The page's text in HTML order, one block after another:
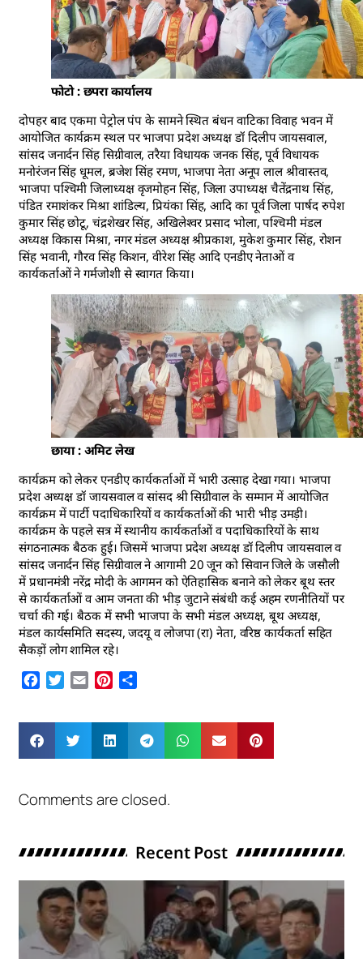
फोटो : छपरा कार्यालय
दोपहर बाद एकमा पेट्रोल पंप के सामने स्थित बंधन वाटिका विवाह भवन में
आयोजित कार्यक्रम स्थल पर भाजपा प्रदेश अध्यक्ष डॉ दिलीप जायसवाल,
सांसद जनार्दन सिंह सिग्रीवाल, तरैया विधायक जनक सिंह, पूर्व विधायक
मनोरंजन सिंह धूमल, ब्रजेश सिंह रमण, भाजपा नेता अनूप लाल श्रीवास्तव,
भाजपा पश्चिमी जिलाध्यक्ष वृजमोहन सिंह, जिला उपाध्यक्ष चैतेंद्रनाथ सिंह,
पंडित रमाशंकर मिश्रा शांडिल्य, प्रियंका सिंह, आदि का पूर्व जिला पार्षद रुपेश
कुमार सिंह छोटू, चंद्रशेखर सिंह, अखिलेश्वर प्रसाद भोला, पश्चिमी मंडल
अध्यक्ष विकास मिश्रा, नगर मंडल अध्यक्ष श्रीप्रकाश, मुकेश कुमार सिंह, रोशन
सिंह भवानी, गौरव सिंह किशन, वीरेश सिंह आदि एनडीए नेताओं व
कार्यकर्ताओं ने गर्मजोशी से स्वागत किया।
छाया : अमिट लेख
कार्यक्रम को लेकर एनडीए कार्यकर्ताओं में भारी उत्साह देखा गया। भाजपा
प्रदेश अध्यक्ष डॉ जायसवाल व सांसद श्री सिग्रीवाल के सम्मान में आयोजित
कार्यक्रम में पार्टी पदाधिकारियों व कार्यकर्ताओं की भारी भीड़ उमड़ी।
कार्यक्रम के पहले सत्र में स्थानीय कार्यकर्ताओं व पदाधिकारियों के साथ
संगठनात्मक बैठक हुई। जिसमें भाजपा प्रदेश अध्यक्ष डॉ दिलीप जायसवाल व
सांसद जनार्दन सिंह सिग्रीवाल ने आगामी 20 जून को सिवान जिले के जसौली
में प्रधानमंत्री नरेंद्र मोदी के आगमन को ऐतिहासिक बनाने को लेकर बूथ स्तर
से कार्यकर्ताओं व आम जनता की भीड़ जुटाने संबंधी कई अहम रणनीतियों पर
चर्चा की गई। बैठक में सभी भाजपा के सभी मंडल अध्यक्ष, बूथ अध्यक्ष,
मंडल कार्यसमिति सदस्य, जदयू व लोजपा (रा) नेता, वरिष्ठ कार्यकर्ता सहित
सैकड़ों लोग शामिल रहे।
Facebook
Twitter
Email Pinterest
Comments are closed.
Recent Post